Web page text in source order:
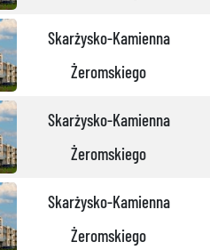
Skarżysko-Kamienna
Żeromskiego
Skarżysko-Kamienna
Żeromskiego
Skarżysko-Kamienna
Żeromskiego